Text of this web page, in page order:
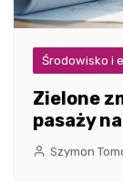
Środowisko i
Zielone
pasaży
Szymon